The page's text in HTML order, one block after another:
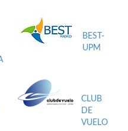
BEST-
UPM
CLUB
DE
VUELO